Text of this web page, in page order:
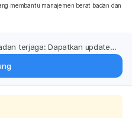
membantu manajemen berat badan dan
terjaga: Dapatkan update